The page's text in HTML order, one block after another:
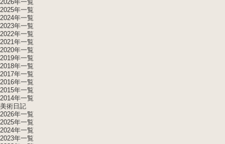
2026年一覧
2025年一覧
2024年一覧
2023年一覧
2022年一覧
2021年一覧
2020年一覧
2019年一覧
2018年一覧
2017年一覧
2016年一覧
2015年一覧
2014年一覧
美術日記
2026年一覧
2025年一覧
2024年一覧
2023年一覧